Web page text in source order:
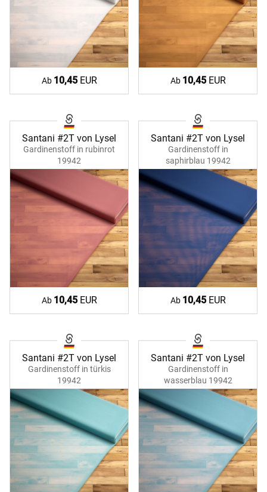
Ab 10,45EUR Ab 10,45EUR
Santani #2T von Lysel
Gardinenstoff in rubinrot
19942
Ab 10,45EUR
Santani #2T von Lysel
Gardinenstoff in
saphirblau 19942
Ab 10,45EUR
Santani #2T von Lysel
Gardinenstoff in türkis
19942
Santani #2T von Lysel
Gardinenstoff in
wasserblau 19942